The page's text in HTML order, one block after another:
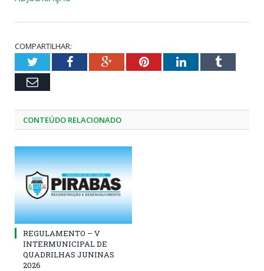
COMPARTILHAR:
TwitterFacebookGoogle+PinterestLinkedInTumblr
Email
CONTEÚDO RELACIONADO
REGULAMENTO – V
INTERMUNICIPAL DE
QUADRILHAS JUNINAS
2026